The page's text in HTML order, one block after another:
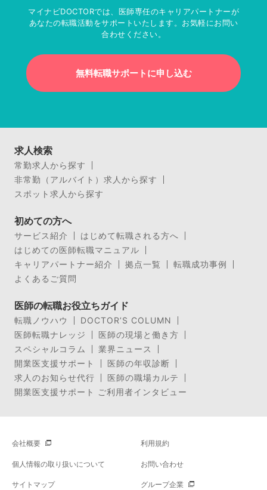
マイナビDOCTORでは、医師専任のキャリアパートナーが
あなたの転職活動をサポートいたします。お気軽にお問い
合わせください。
無料転職サポートに申し込む
求人検索
常勤求人から探す
非常勤（アルバイト）求人から探す
スポット求人から探す
初めての方へ
サービス紹介
はじめて転職される方へ
はじめての医師転職マニュアル
キャリアパートナー紹介
拠点一覧
転職成功事例
よくあるご質問
医師の転職お役立ちガイド
転職ノウハウ
DOCTOR’S COLUMN
医師転職ナレッジ
医師の現場と働き方
スペシャルコラム
業界ニュース
開業医支援サポート
医師の年収診断
求人のお知らせ代行
医師の職場カルテ
開業医支援サポート ご利用者インタビュー
会社概要 利用規約
個人情報の取り扱いについて お問い合わせ
サイトマップ グループ企業